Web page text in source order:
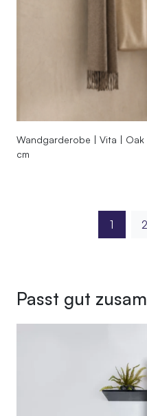
Wandgarderobe | Vita | Oak
cm
1 2
Passt gut